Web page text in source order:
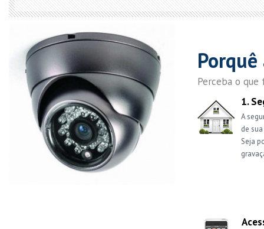
Porquê
Perceba o
1.
A
de
Seja